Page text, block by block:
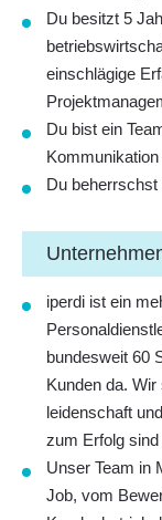
Du besitzt 5
einschlägige
Du bist ein
Du
iperdi ist ein
bundesweit 60
Kunden da.
leidenschaft
zum Erfolg
Unser Team in
Job, vom